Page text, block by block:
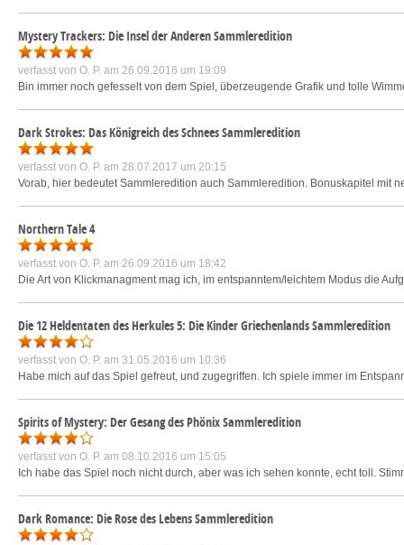
Mystery Trackers: Die Insel der Anderen Sammleredition
verfasst von O. P. am 26.09.2016 um 19:09
Bin immer noch gefesselt von dem Spiel, überzeugende Grafik und tolle
Dark Strokes: Das Königreich des Schnees Sammleredition
verfasst von O. P. am 28.07.2017 um 20:15
Vorab, hier bedeutet Sammleredition auch Sammleredition. Bonuskapitel mit
Northern Tale 4
verfasst von O. P. am 26.09.2016 um 18:42
Die Art von Klickmanagment mag ich, im entspanntem/leichtem Modus die
Die 12 Heldentaten des Herkules 5: Die Kinder Griechenlands Sammleredition
verfasst von O. P. am 31.05.2016 um 10:36
Habe mich auf das Spiel gefreut, und zugegriffen. Ich spiele immer im
Spirits of Mystery: Der Gesang des Phönix Sammleredition
verfasst von O. P. am 08.10.2016 um 15:05
Ich habe das Spiel noch nicht durch, aber was ich sehen konnte, echt toll.
Dark Romance: Die Rose des Lebens Sammleredition